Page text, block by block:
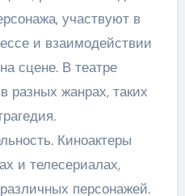
участвуют в
и взаимодействии
сцене. В театре
разных жанрах, таких
Киноактеры
и телесериалах,
персонажей.